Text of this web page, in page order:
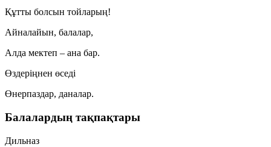
Құтты болсын тойларың!
Айналайын, балалар,
Алда мектеп – ана бар.
Өздеріңнен өседі
Өнерпаздар, даналар.
Балалардың тақпақтары
Дильназ